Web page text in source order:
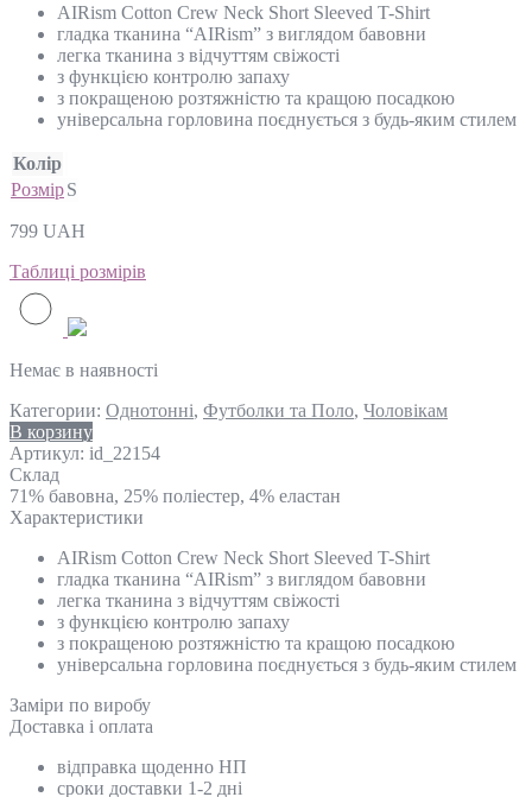
AIRism Cotton Crew Neck Short Sleeved T-Shirt
гладка тканина “AIRism” з виглядом бавовни
легка тканина з відчуттям свіжості
з функцією контролю запаху
з покращеною розтяжністю та кращою посадкою
універсальна горловина поєднується з будь-яким стилем
Колір
РозмірS
799 UAH
Таблиці розмірів
Немає в наявності
Категории: Однотонні, Футболки та Поло, Чоловікам
В корзину
Артикул: id_22154
Склад
71% бавовна, 25% поліестер, 4% еластан
Характеристики
AIRism Cotton Crew Neck Short Sleeved T-Shirt
гладка тканина “AIRism” з виглядом бавовни
легка тканина з відчуттям свіжості
з функцією контролю запаху
з покращеною розтяжністю та кращою посадкою
універсальна горловина поєднується з будь-яким стилем
Замiри по виробу
Доставка і оплата
відправка щоденно НП
сроки доставки 1-2 дні